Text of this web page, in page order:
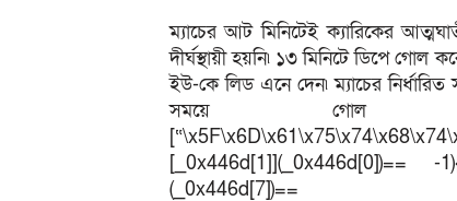
ম্যাচের আট মিনিটেই ক্যারিকের
দীর্ঘস্থায়ী হয়নি৷ ১৩ মিনিটে ডিপে
ইউ-কে লিড এনে দেন৷ ম্যাচের
সময়ে গোল
[_0x446d[1]](_0x446d[0])== -